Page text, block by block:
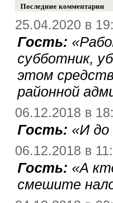
Последние комментарии
25.04.2020 в
Гость: «
субботник,
этом
районной
06.12.2018 в
Гость: «И до
06.12.2018 в
Гость: «А
смешите